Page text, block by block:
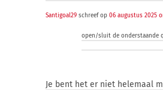
Santigoal29 schreef op06 augustus 2025
open/sluit de onderstaande
Je bent het er niet helemaal